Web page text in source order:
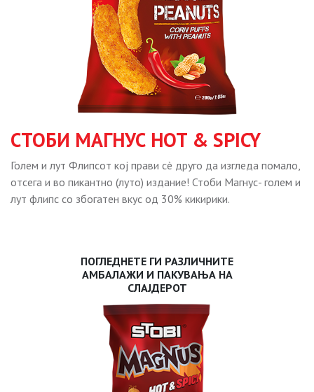
СТОБИ МАГНУС HOT & SPICY
Голем и лут Флипсот кој прави сè друго да изгледа помало,
отсега и во пикантно (луто) издание! Стоби Магнус- голем и
лут флипс со збогатен вкус од 30% кикирики.
ПОГЛЕДНЕТЕ ГИ РАЗЛИЧНИТЕ
АМБАЛАЖИ И ПАКУВАЊА НА
СЛАЈДЕРОТ